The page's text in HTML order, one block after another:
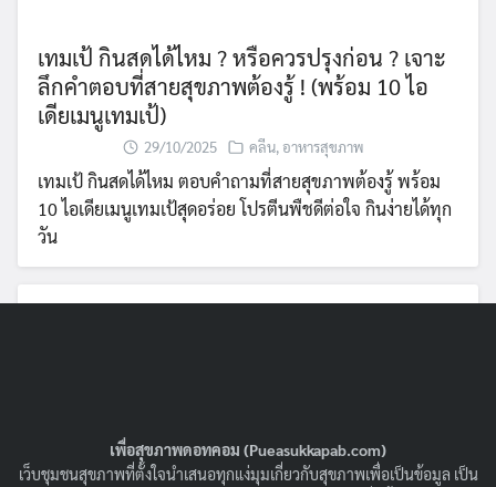
เทมเป้ กินสดได้ไหม ? หรือควรปรุงก่อน ? เจาะ
ลึกคำตอบที่สายสุขภาพต้องรู้ ! (พร้อม 10 ไอ
เดียเมนูเทมเป้)
29/10/2025 คลีน, อาหารสุขภาพ
เทมเป้ กินสดได้ไหม ตอบคำถามที่สายสุขภาพต้องรู้ พร้อม
10 ไอเดียเมนูเทมเป้สุดอร่อย โปรตีนพืชดีต่อใจ กินง่ายได้ทุก
วัน
เพื่อสุขภาพดอทคอม (Pueasukkapab.com)
เว็บชุมชนสุขภาพที่ตั้งใจนำเสนอทุกแง่มุมเกี่ยวกับสุขภาพเพื่อเป็นข้อมูล เป็น